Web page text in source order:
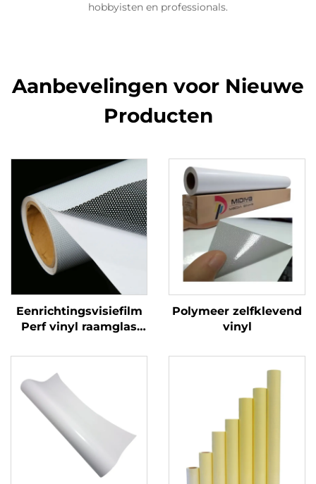
hobbyisten en professionals.
Aanbevelingen voor Nieuwe
Producten
Eenrichtingsvisiefilm
Perf vinyl raamglas
Perforated Viny Roll
Polymeer zelfklevend
vinyl